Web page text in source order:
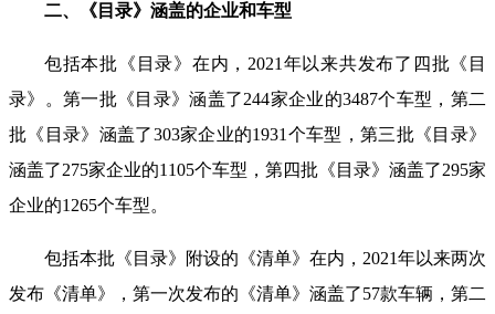
二、《目录》涵盖的企业和车型
包括本批《目录》在内，2021年以来共发布了四批《目
录》。第一批《目录》涵盖了244家企业的3487个车型，第二
批《目录》涵盖了303家企业的1931个车型，第三批《目录》
涵盖了275家企业的1105个车型，第四批《目录》涵盖了295家
企业的1265个车型。
包括本批《目录》附设的《清单》在内，2021年以来两次
发布《清单》，第一次发布的《清单》涵盖了57款车辆，第二